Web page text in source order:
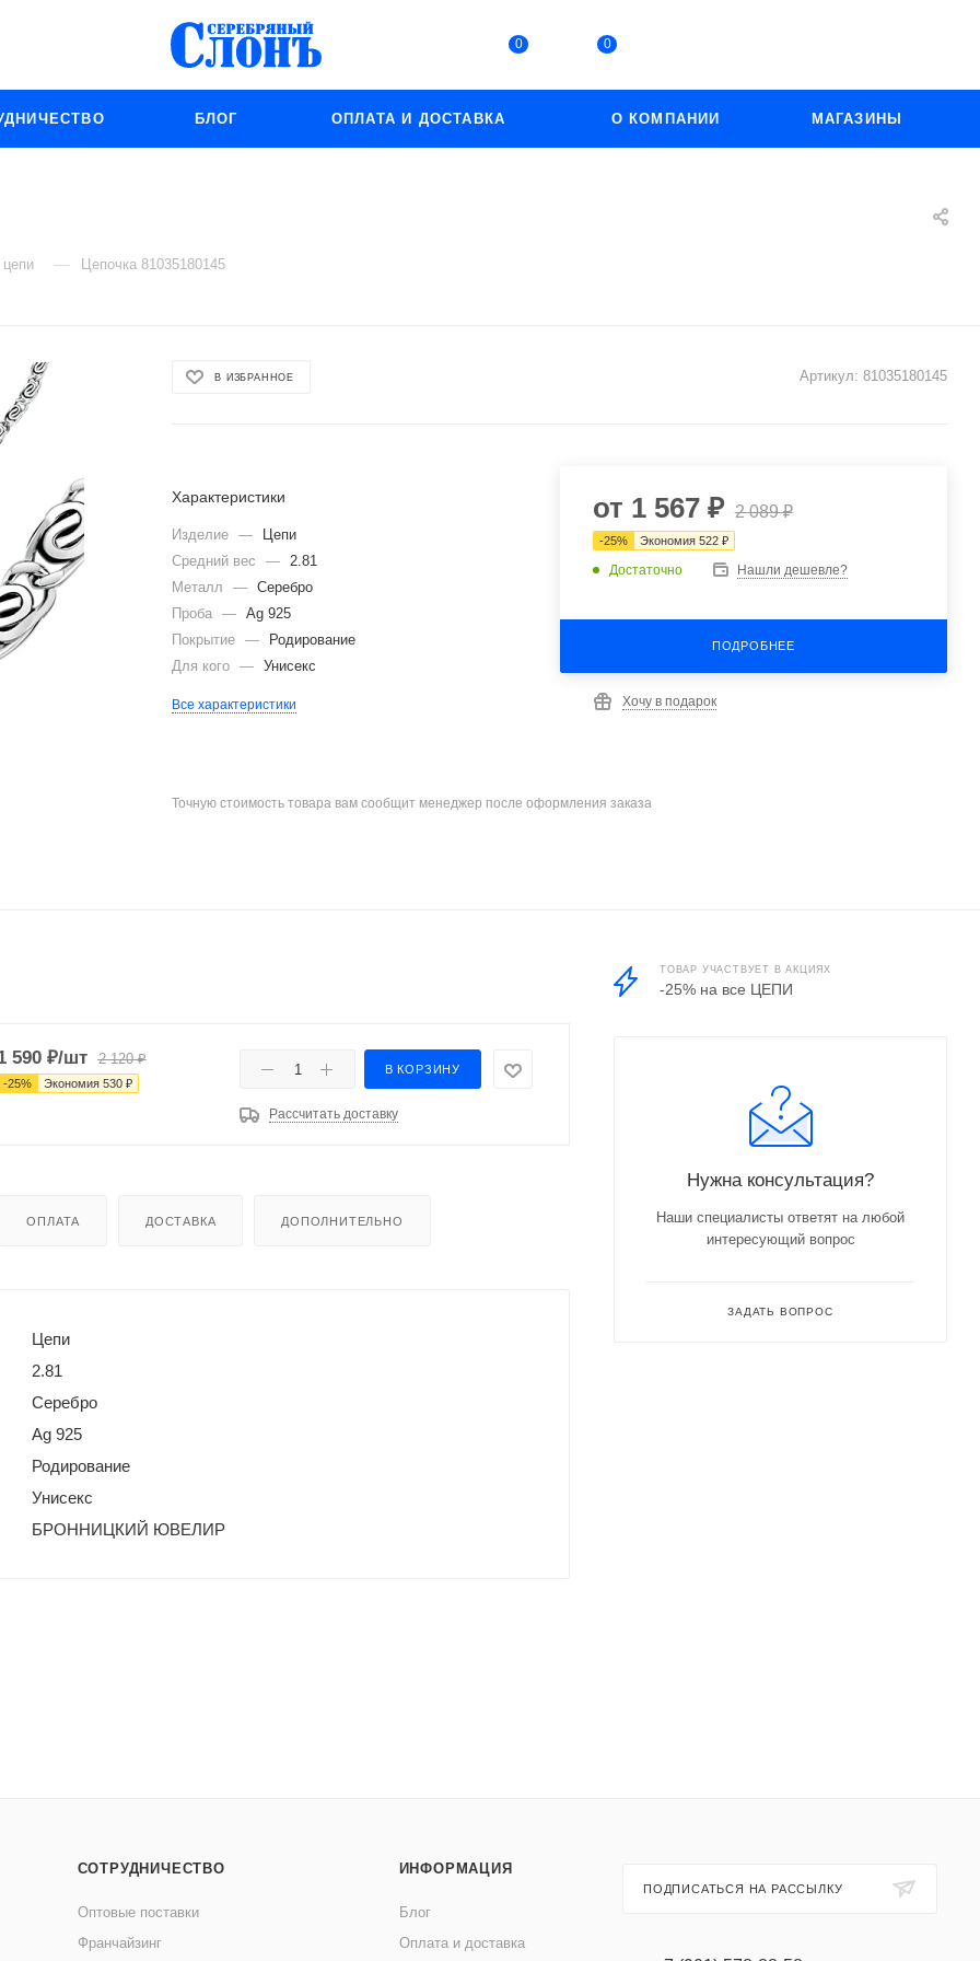
0 0
БЛОГ ОПЛАТА И ДОСТАВКА О КОМПАНИИ МАГАЗИНЫ
— Цепочка 81035180145
В ИЗБРАННОЕ Артикул: 81035180145
Характеристики
Изделие —
Цепи
Средний вес
—
2.81
Металл
—
Серебро
Проба
—
Ag 925
Покрытие
—
Родирование
Для кого
— Унисекс
Все характеристики
от 1 567 ₽ 2 089 ₽
-25% Экономия 522 ₽
Достаточно Нашли дешевле?
ПОДРОБНЕЕ
Хочу в подарок
Точную стоимость товара вам сообщит менеджер после оформления заказа
590₽/шт 2 120₽
-25% Экономия 530₽
В КОРЗИНУ
Рассчитать доставку
ОПЛАТА ДОСТАВКА ДОПОЛНИТЕЛЬНО
Цепи
2.81
Серебро
Ag 925
Родирование
Унисекс
БРОННИЦКИЙ ЮВЕЛИР
ТОВАР УЧАСТВУЕТ В АКЦИЯХ
-25% на все ЦЕПИ
Нужна консультация?
Наши специалисты ответят на любой
интересующий вопрос
ЗАДАТЬ ВОПРОС
СОТРУДНИЧЕСТВО
Оптовые поставки
Франчайзинг
ИНФОРМАЦИЯ
Блог
Оплата и доставка
ПОДПИСАТЬСЯ НА РАССЫЛКУ